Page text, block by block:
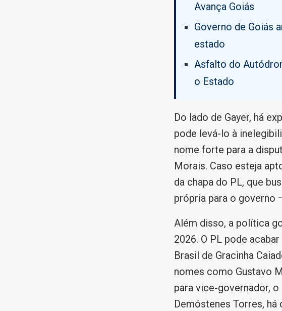
Avança Goiás
Governo de Goiás
estado
Asfalto do
o Estado
Do lado de Gayer, há
pode levá-lo à
nome forte para a
Morais. Caso esteja
da chapa do PL, que
própria para o governo
Além disso, a política
2026. O PL pode
Brasil de Gracinha
nomes como Gustavo
para vice-governador,
Demóstenes Torres,